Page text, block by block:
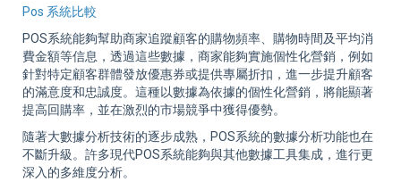
Pos 系統比較
POS系統能夠幫助商家追蹤顧客的購物頻率、購物時間及平均消
費金額等信息，透過這些數據，商家能夠實施個性化營銷，例如
針對特定顧客群體發放優惠券或提供專屬折扣，進一步提升顧客
的滿意度和忠誠度。這種以數據為依據的個性化營銷，將能顯著
提高回購率，並在激烈的市場競爭中獲得優勢。
隨著大數據分析技術的逐步成熟，POS系統的數據分析功能也在
不斷升級。許多現代POS系統能夠與其他數據工具集成，進行更
深入的多維度分析。